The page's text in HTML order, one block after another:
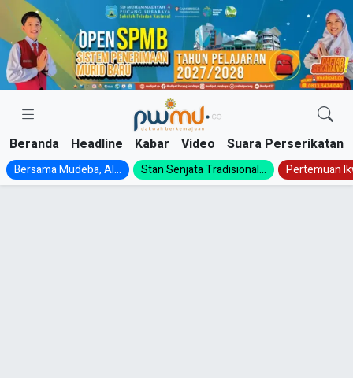
Skip
content
Beranda Headline Kabar Video Suara Perserikatan
Bersama Mudeba, Al... Stan Senjata Tradisional... Pertemuan